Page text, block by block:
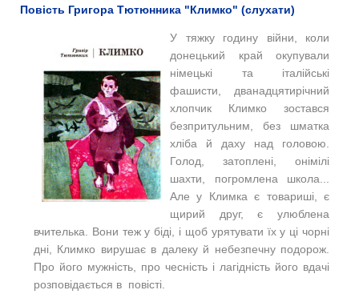
Повість Григора Тютюнника "Климко" (слухати)
У тяжку годину війни, коли
донецький край окупували
німецькі та італійські
фашисти, дванадцятирічний
хлопчик Климко зостався
безпритульним, без шматка
хліба й даху над головою.
Голод, затоплені, онімілі
шахти, погромлена школа...
Але у Климка є товариші, є
щирий друг, є улюблена
вчителька. Вони теж у біді, і щоб урятувати їх у ці чорні
дні, Климко вирушає в далеку й небезпечну подорож.
Про його мужність, про чесність і лагідність його вдачі
розповідається в повісті.